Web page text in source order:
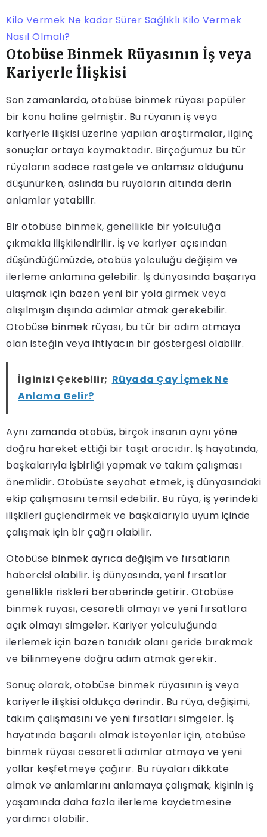
Kilo Vermek Ne kadar Sürer Sağlıklı Kilo Vermek
Nasıl Olmalı?
Otobüse Binmek Rüyasının İş veya
Kariyerle İlişkisi
Son zamanlarda, otobüse binmek rüyası popüler
bir konu haline gelmiştir. Bu rüyanın iş veya
kariyerle ilişkisi üzerine yapılan araştırmalar, ilginç
sonuçlar ortaya koymaktadır. Birçoğumuz bu tür
rüyaların sadece rastgele ve anlamsız olduğunu
düşünürken, aslında bu rüyaların altında derin
anlamlar yatabilir.
Bir otobüse binmek, genellikle bir yolculuğa
çıkmakla ilişkilendirilir. İş ve kariyer açısından
düşündüğümüzde, otobüs yolculuğu değişim ve
ilerleme anlamına gelebilir. İş dünyasında başarıya
ulaşmak için bazen yeni bir yola girmek veya
alışılmışın dışında adımlar atmak gerekebilir.
Otobüse binmek rüyası, bu tür bir adım atmaya
olan isteğin veya ihtiyacın bir göstergesi olabilir.
İlginizi Çekebilir; Rüyada Çay İçmek Ne
Anlama Gelir?
Aynı zamanda otobüs, birçok insanın aynı yöne
doğru hareket ettiği bir taşıt aracıdır. İş hayatında,
başkalarıyla işbirliği yapmak ve takım çalışması
önemlidir. Otobüste seyahat etmek, iş dünyasındaki
ekip çalışmasını temsil edebilir. Bu rüya, iş yerindeki
ilişkileri güçlendirmek ve başkalarıyla uyum içinde
çalışmak için bir çağrı olabilir.
Otobüse binmek ayrıca değişim ve fırsatların
habercisi olabilir. İş dünyasında, yeni fırsatlar
genellikle riskleri beraberinde getirir. Otobüse
binmek rüyası, cesaretli olmayı ve yeni fırsatlara
açık olmayı simgeler. Kariyer yolculuğunda
ilerlemek için bazen tanıdık olanı geride bırakmak
ve bilinmeyene doğru adım atmak gerekir.
Sonuç olarak, otobüse binmek rüyasının iş veya
kariyerle ilişkisi oldukça derindir. Bu rüya, değişimi,
takım çalışmasını ve yeni fırsatları simgeler. İş
hayatında başarılı olmak isteyenler için, otobüse
binmek rüyası cesaretli adımlar atmaya ve yeni
yollar keşfetmeye çağırır. Bu rüyaları dikkate
almak ve anlamlarını anlamaya çalışmak, kişinin iş
yaşamında daha fazla ilerleme kaydetmesine
yardımcı olabilir.